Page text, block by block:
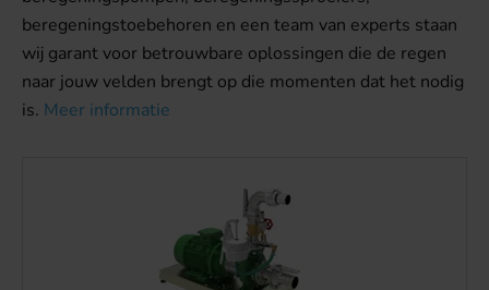
beregeningstoebehoren en een team van experts staan
wij garant voor betrouwbare oplossingen die de regen
naar jouw velden brengt op die momenten dat het nodig
is. Meer informatie